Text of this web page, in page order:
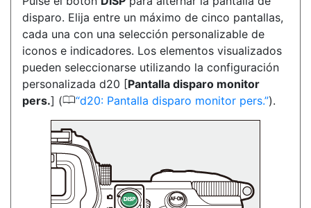
disparo. Elija entre un máximo de cinco pantallas,
cada una con una selección personalizable de
iconos e indicadores. Los elementos visualizados
pueden seleccionarse utilizando la configuración
personalizada d20 [Pantalla disparo monitor
pers.] (0 d20: Pantalla disparo monitor pers. ).